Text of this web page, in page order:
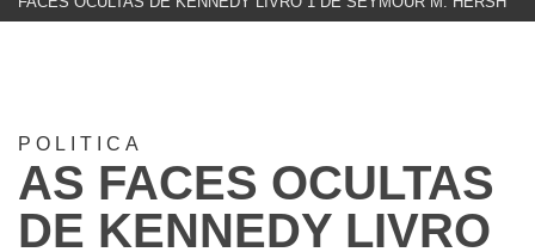
POLITICA
AS FACES OCULTAS
DE KENNEDY LIVRO